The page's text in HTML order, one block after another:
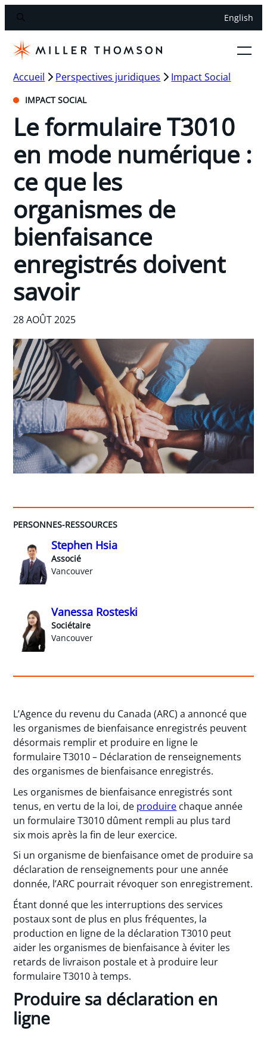
English
Accueil Perspectives juridiques Impact Social
IMPACT SOCIAL
Le formulaire T3010
en mode numérique :
ce que les
organismes de
bienfaisance
enregistrés doivent
savoir
28 AOÛT 2025
PERSONNES-RESSOURCES
Stephen Hsia
Associé
Vancouver
Vanessa Rosteski
Sociétaire
Vancouver
L’Agence du revenu du Canada (ARC) a annoncé que
les organismes de bienfaisance enregistrés peuvent
désormais remplir et produire en ligne le
formulaire T3010 – Déclaration de renseignements
des organismes de bienfaisance enregistrés.
Les organismes de bienfaisance enregistrés sont
tenus, en vertu de la loi, de produire chaque année
un formulaire T3010 dûment rempli au plus tard
six mois après la fin de leur exercice.
Si un organisme de bienfaisance omet de produire sa
déclaration de renseignements pour une année
donnée, l’ARC pourrait révoquer son enregistrement.
Étant donné que les interruptions des services
postaux sont de plus en plus fréquentes, la
production en ligne de la déclaration T3010 peut
aider les organismes de bienfaisance à éviter les
retards de livraison postale et à produire leur
formulaire T3010 à temps.
Produire sa déclaration en
ligne